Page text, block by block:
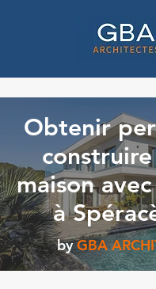
Obtenir
maison
à
by GBA